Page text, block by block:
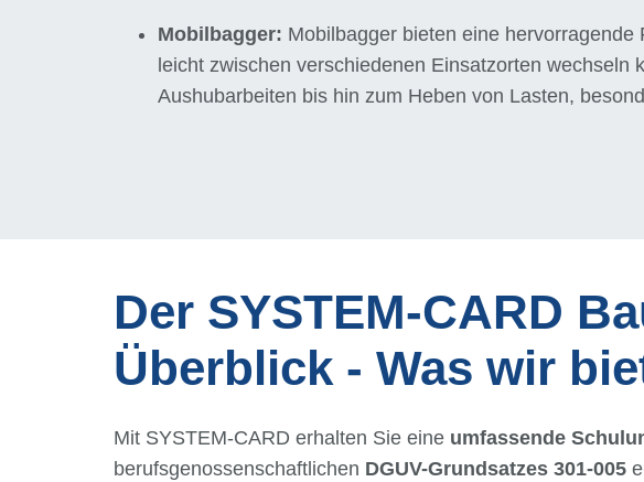
Mobilbagger: Mobilbagger bieten eine
leicht zwischen verschiedenen Einsatzorten
Aushubarbeiten bis hin zum Heben von Lasten,
Der SYSTEM-CARD
Überblick - Was wir
Mit SYSTEM-CARD erhalten Sie eine umfassende
berufsgenossenschaftlichen DGUV-Grundsatzes 301-005